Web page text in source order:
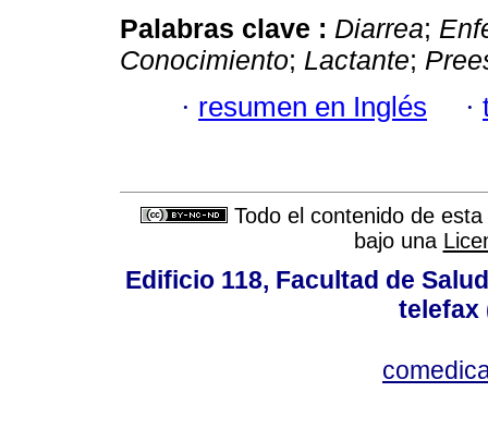
Palabras clave : Diarrea;
Conocimiento; Lactante;
· resumen en Inglés ·
Todo el contenido de
bajo una
Edificio 118, Facultad de
telefax